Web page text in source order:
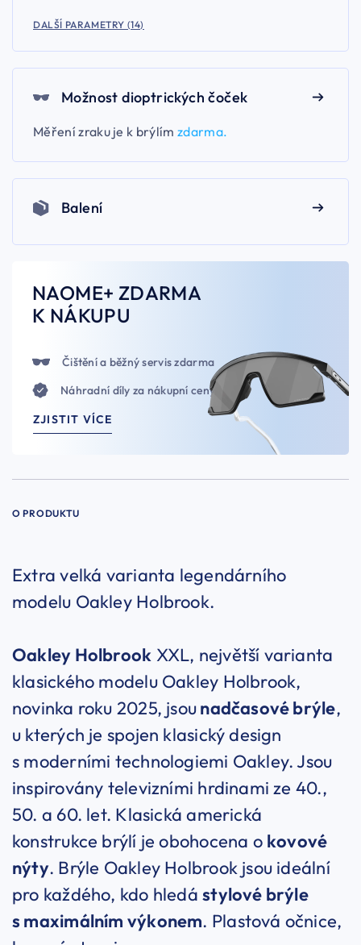
DALŠÍ PARAMETRY (14)
Možnost dioptrických čoček
Měření zraku je k brýlím zdarma.
Balení
NAOME+ ZDARMA
K NÁKUPU
Čištění a běžný servis zdarma
Náhradní díly za nákupní ceny
ZJISTIT VÍCE
O PRODUKTU
Extra velká varianta legendárního
modelu Oakley Holbrook.
Oakley Holbrook XXL, největší varianta
klasického modelu Oakley Holbrook,
novinka roku 2025, jsounadčasové brýle,
u kterých je spojen klasický design
s moderními technologiemi Oakley. Jsou
inspirovány televizními hrdinami ze 40.,
50. a 60. let. Klasická americká
konstrukce brýlí je obohocena o kovové
nýty. Brýle Oakley Holbrook jsou ideální
pro každého, kdo hledástylové brýle
s maximálním výkonem. Plastová očnice,